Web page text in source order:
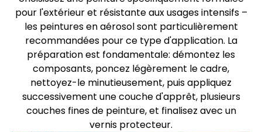
pour l'extérieur et résistante aux usages intensifs –
les peintures en aérosol sont particulièrement
recommandées pour ce type d'application. La
préparation est fondamentale: démontez les
composants, poncez légèrement le cadre,
nettoyez-le minutieusement, puis appliquez
successivement une couche d'apprêt, plusieurs
couches fines de peinture, et finalisez avec un
vernis protecteur.